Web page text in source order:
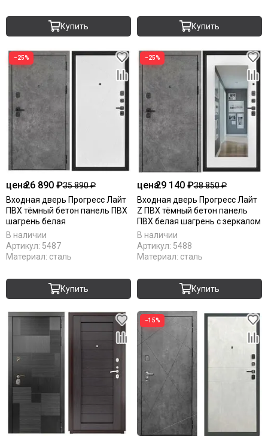
Купить Купить
−25%
цена26 890 ₽35 890 ₽
Входная дверь Прогресс Лайт
ПВХ тёмный бетон панель ПВХ
шагрень белая
В наличии
Артикул: 5487
Материал: сталь
Купить
−25%
цена29 140 ₽38 850 ₽
Входная дверь Прогресс Лайт
Z ПВХ тёмный бетон панель
ПВХ белая шагрень с зеркалом
В наличии
Артикул: 5488
Материал: сталь
Купить
−15%